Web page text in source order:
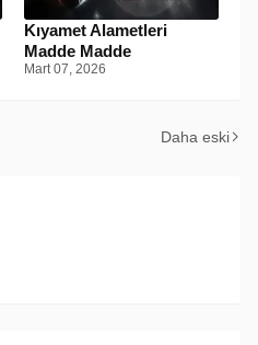
Kıyamet Alametleri
Madde Madde
Mart 07, 2026
Daha eski